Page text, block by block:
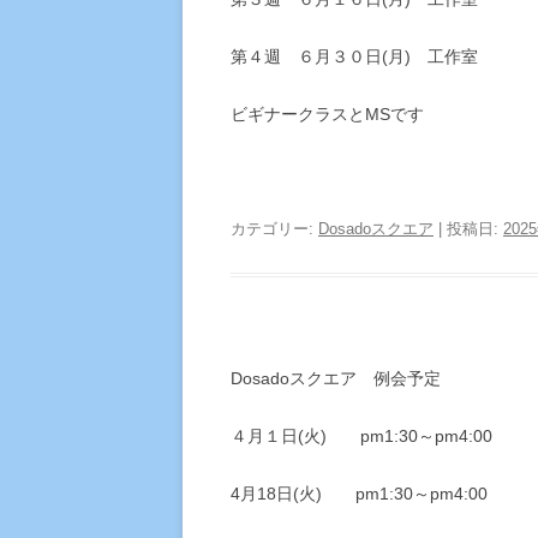
第４週 ６月３０日(月) 工作室
ビギナークラスとMSです
カテゴリー: Dosadoスクエア | 投稿日:
Dosadoスクエア 例会予定
４月１日(火) pm1:30～pm4:00
4月18日(火) pm1:30～pm4:00